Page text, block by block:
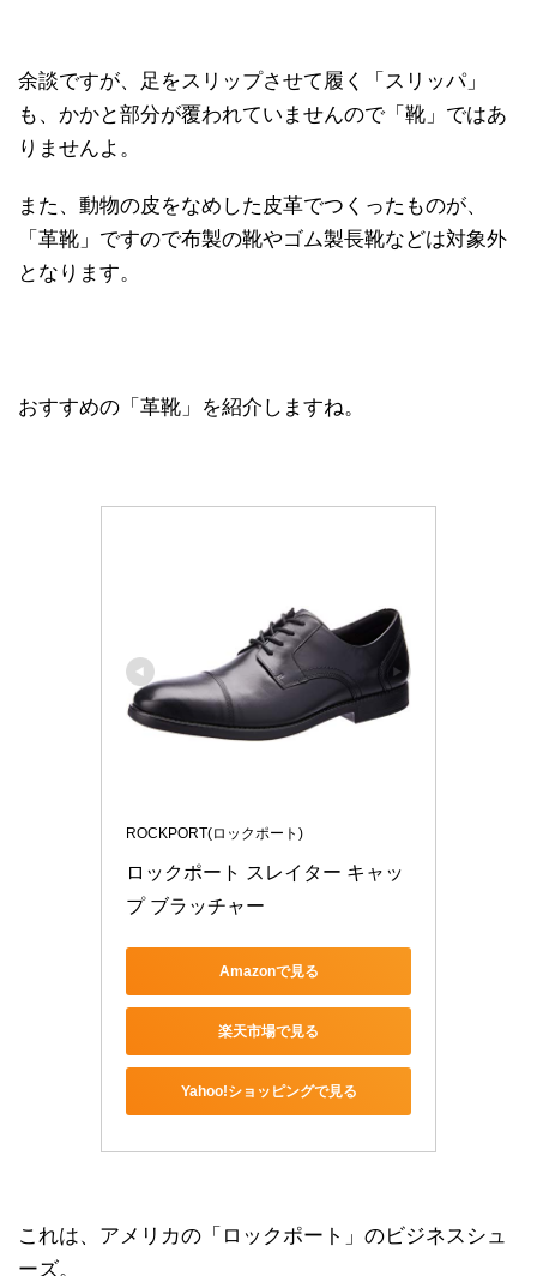
余談ですが、足をスリップさせて履く「スリッパ」
も、かかと部分が覆われていませんので「靴」ではあ
りませんよ。
また、動物の皮をなめした皮革でつくったものが、
「革靴」ですので布製の靴やゴム製長靴などは対象外
となります。
おすすめの「革靴」を紹介しますね。
ROCKPORT(ロックポート)
ロックポート スレイター キャッ
プ ブラッチャー
Amazonで見る
楽天市場で見る
Yahoo!ショッピングで見る
これは、アメリカの「ロックポート」のビジネスシュ
ーズ。